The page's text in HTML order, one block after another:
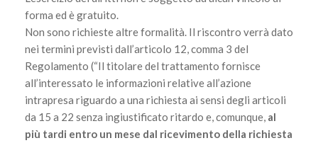
forma ed è gratuito.
Non sono richieste altre formalità. Il riscontro verrà dato
nei termini previsti dall’articolo 12, comma 3 del
Regolamento (“Il titolare del trattamento fornisce
all’interessato le informazioni relative all’azione
intrapresa riguardo a una richiesta ai sensi degli articoli
da 15 a 22 senza ingiustificato ritardo e, comunque, al
più tardi entro un mese dal ricevimento della richiesta